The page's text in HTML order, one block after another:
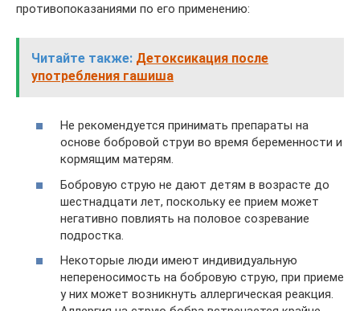
противопоказаниями по его применению:
Читайте также: Детоксикация после
употребления гашиша
Не рекомендуется принимать препараты на
основе бобровой струи во время беременности и
кормящим матерям.
Бобровую струю не дают детям в возрасте до
шестнадцати лет, поскольку ее прием может
негативно повлиять на половое созревание
подростка.
Некоторые люди имеют индивидуальную
непереносимость на бобровую струю, при приеме
у них может возникнуть аллергическая реакция.